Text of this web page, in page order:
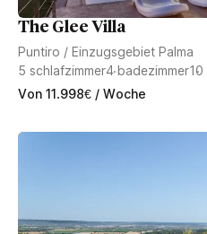
The Glee Villa
Puntiro / Einzugsgebiet Palma
5 schlafzimmer4badezimmer10
Von 11.998€ / Woche